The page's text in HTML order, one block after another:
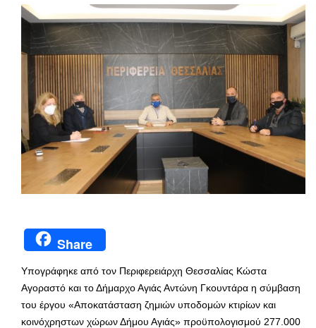
Share
Υπογράφηκε από τον Περιφερειάρχη Θεσσαλίας Κώστα
Αγοραστό και το Δήμαρχο Αγιάς Αντώνη Γκουντάρα η σύμβαση
του έργου «Αποκατάσταση ζημιών υποδομών κτιρίων και
κοινόχρηστων χώρων Δήμου Αγιάς» προϋπολογισμού 277.000